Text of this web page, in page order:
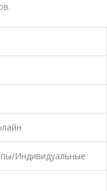
Индивидуальные